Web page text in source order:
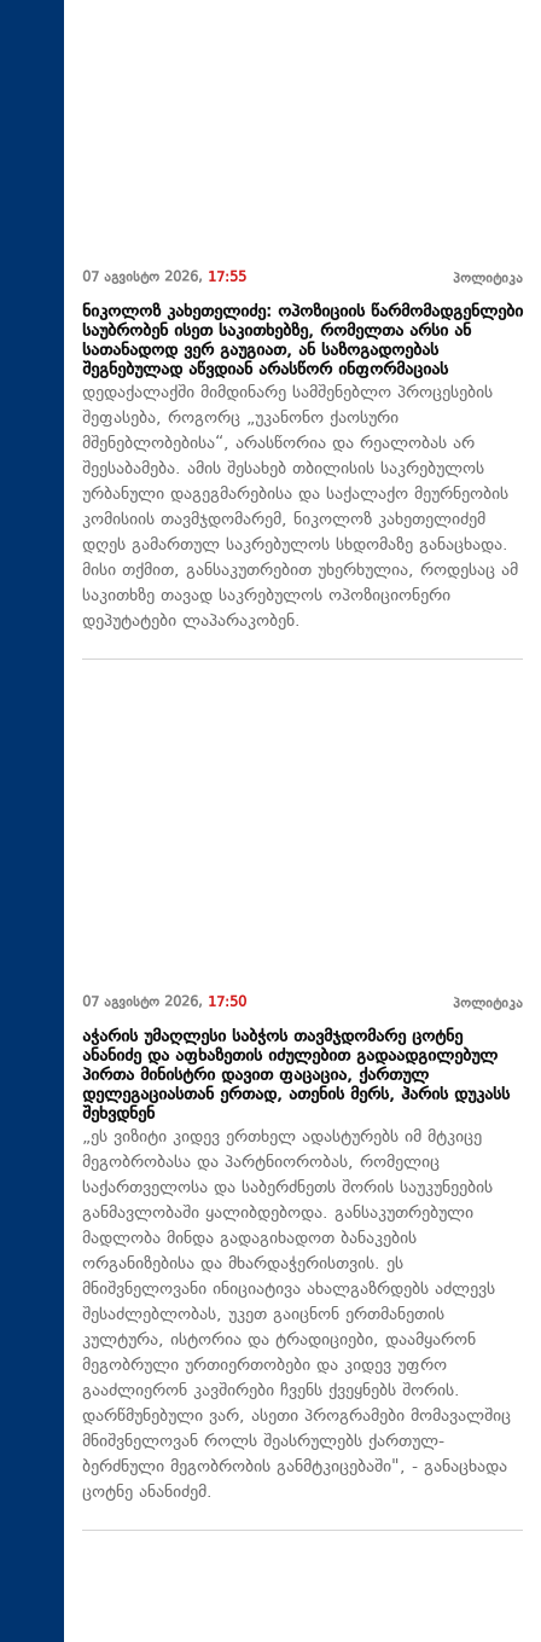
07 აგვისტო 2026, 17:55 პოლიტიკა
ნიკოლოზ კახეთელიძე: ოპოზიციის წარმომადგენლები
საუბრობენ ისეთ საკითხებზე, რომელთა არსი ან
სათანადოდ ვერ გაუგიათ, ან საზოგადოებას
შეგნებულად აწვდიან არასწორ ინფორმაციას
დედაქალაქში მიმდინარე სამშენებლო პროცესების
შეფასება, როგორც „უკანონო ქაოსური
მშენებლობებისა“, არასწორია და რეალობას არ
შეესაბამება. ამის შესახებ თბილისის საკრებულოს
ურბანული დაგეგმარებისა და საქალაქო მეურნეობის
კომისიის თავმჯდომარემ, ნიკოლოზ კახეთელიძემ
დღეს გამართულ საკრებულოს სხდომაზე განაცხადა.
მისი თქმით, განსაკუთრებით უხერხულია, როდესაც ამ
საკითხზე თავად საკრებულოს ოპოზიციონერი
დეპუტატები ლაპარაკობენ.
07 აგვისტო 2026, 17:50 პოლიტიკა
აჭარის უმაღლესი საბჭოს თავმჯდომარე ცოტნე
ანანიძე და აფხაზეთის იძულებით გადაადგილებულ
პირთა მინისტრი დავით ფაცაცია, ქართულ
დელეგაციასთან ერთად, ათენის მერს, ჰარის დუკასს
შეხვდნენ
„ეს ვიზიტი კიდევ ერთხელ ადასტურებს იმ მტკიცე
მეგობრობასა და პარტნიორობას, რომელიც
საქართველოსა და საბერძნეთს შორის საუკუნეების
განმავლობაში ყალიბდებოდა. განსაკუთრებული
მადლობა მინდა გადაგიხადოთ ბანაკების
ორგანიზებისა და მხარდაჭერისთვის. ეს
მნიშვნელოვანი ინიციატივა ახალგაზრდებს აძლევს
შესაძლებლობას, უკეთ გაიცნონ ერთმანეთის
კულტურა, ისტორია და ტრადიციები, დაამყარონ
მეგობრული ურთიერთობები და კიდევ უფრო
გააძლიერონ კავშირები ჩვენს ქვეყნებს შორის.
დარწმუნებული ვარ, ასეთი პროგრამები მომავალშიც
მნიშვნელოვან როლს შეასრულებს ქართულ-
ბერძნული მეგობრობის განმტკიცებაში", - განაცხადა
ცოტნე ანანიძემ.